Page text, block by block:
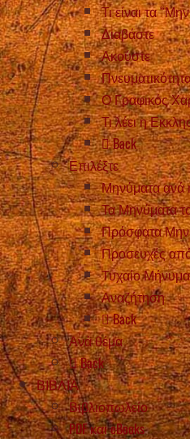
Τι είναι τα
Διαβάστε
Ακούστε
Ο Γραφικός
Τι λέει η
Back
Επιλέξτε
Μηνύματα ανά
Τα Μηνύματα
Πρόσφατα
Προσευχές
Τυχαίο Μήνυμα
Αναζήτηση
Back
Ανά θέμα
Back
ΒΙΒΛΙΑ
Βιβλιοπωλείο
PDF και eBooks